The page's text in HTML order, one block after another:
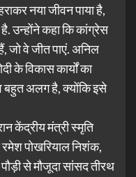
नया जीवन पाया है,
उन्होंने कहा कि कांग्रेस
जो वे जीत पाएं. अनिल
के विकास कार्यों का
बहुत अलग है, क्योंकि इसे
केंद्रीय मंत्री स्मृति
रमेश पोखरियाल निशंक,
से मौजूदा सांसद तीरथ